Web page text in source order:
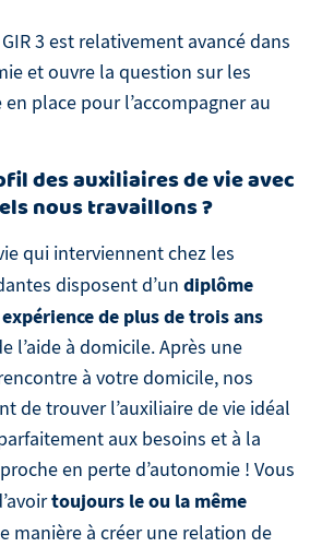
3 est relativement avancé dans
et ouvre la question sur les
place pour l’accompagner au
des auxiliaires de vie avec
nous travaillons ?
qui interviennent chez les
disposent d’un diplôme
expérience de plus de trois ans
l’aide à domicile. Après une
à votre domicile, nos
de trouver l’auxiliaire de vie idéal
aux besoins et à la
en perte d’autonomie ! Vous
toujours le ou la même
manière à créer une relation de